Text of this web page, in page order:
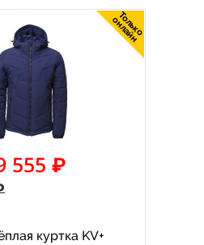
Только
онлайн
555 ₽
куртка KV+